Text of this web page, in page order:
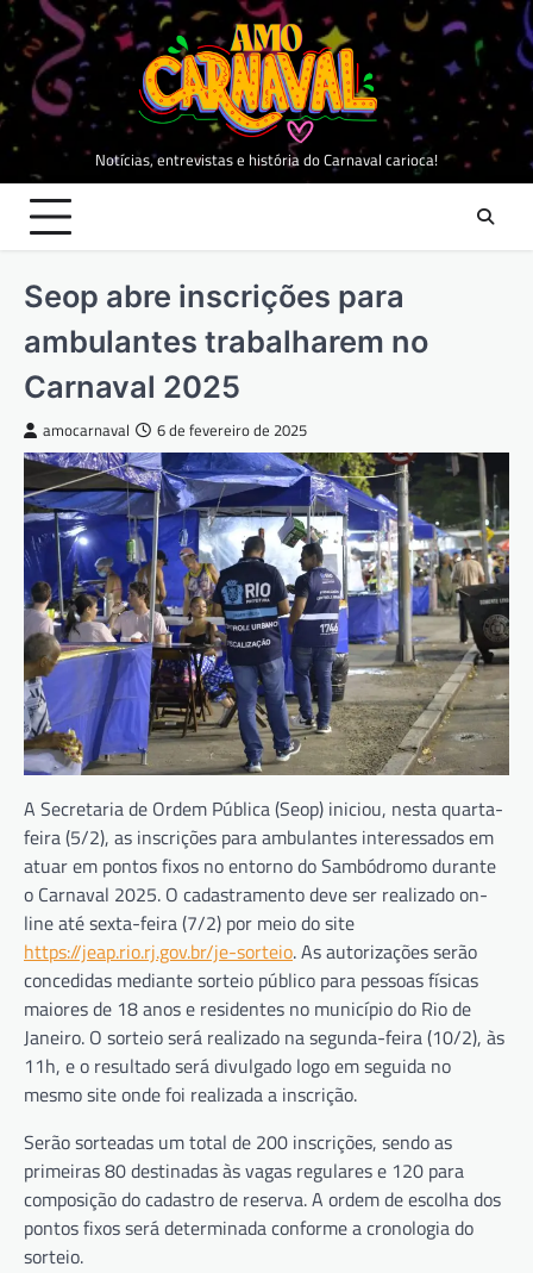
Skip
content
Notícias, entrevistas e história do Carnaval carioca!
Seop abre inscrições para
ambulantes trabalharem no
Carnaval 2025
amocarnaval 6 de fevereiro de 2025
A Secretaria de Ordem Pública (Seop) iniciou, nesta quarta-
feira (5/2), as inscrições para ambulantes interessados em
atuar em pontos fixos no entorno do Sambódromo durante
o Carnaval 2025. O cadastramento deve ser realizado on-
line até sexta-feira (7/2) por meio do site
https://jeap.rio.rj.gov.br/je-sorteio. As autorizações serão
concedidas mediante sorteio público para pessoas físicas
maiores de 18 anos e residentes no município do Rio de
Janeiro. O sorteio será realizado na segunda-feira (10/2), às
11h, e o resultado será divulgado logo em seguida no
mesmo site onde foi realizada a inscrição.
Serão sorteadas um total de 200 inscrições, sendo as
primeiras 80 destinadas às vagas regulares e 120 para
composição do cadastro de reserva. A ordem de escolha dos
pontos fixos será determinada conforme a cronologia do
sorteio.